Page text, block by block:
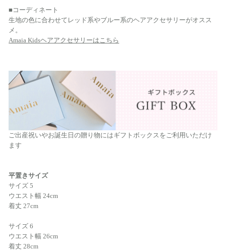
■コーディネート
生地の色に合わせてレッド系やブルー系のヘアアクセサリーがオスス
メ。
Amaia Kidsヘアアクセサリーはこちら
ご出産祝いやお誕生日の贈り物にはギフトボックスをご利用いただけ
ます
平置きサイズ
サイズ 5
ウエスト幅 24cm
着丈 27cm
サイズ 6
ウエスト幅 26cm
着丈 28cm